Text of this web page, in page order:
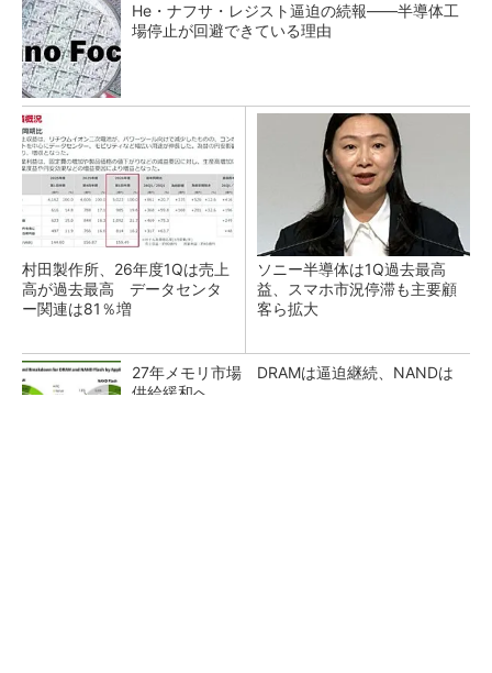
He・ナフサ・レジスト逼迫の続報――半導体工
場停止が回避できている理由
村田製作所、26年度1Qは売上
高が過去最高 データセンタ
ー関連は81％増
ソニー半導体は1Q過去最高
益、スマホ市況停滞も主要顧
客ら拡大
27年メモリ市場 DRAMは逼迫継続、NANDは
供給緩和へ